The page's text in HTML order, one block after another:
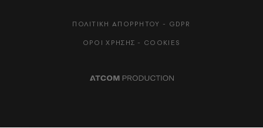
ΠΟΛΙΤΙΚΗ ΑΠΟΡΡΗΤΟΥ - GDPR
ΟΡΟΙ ΧΡΗΣΗΣ - COOKIES